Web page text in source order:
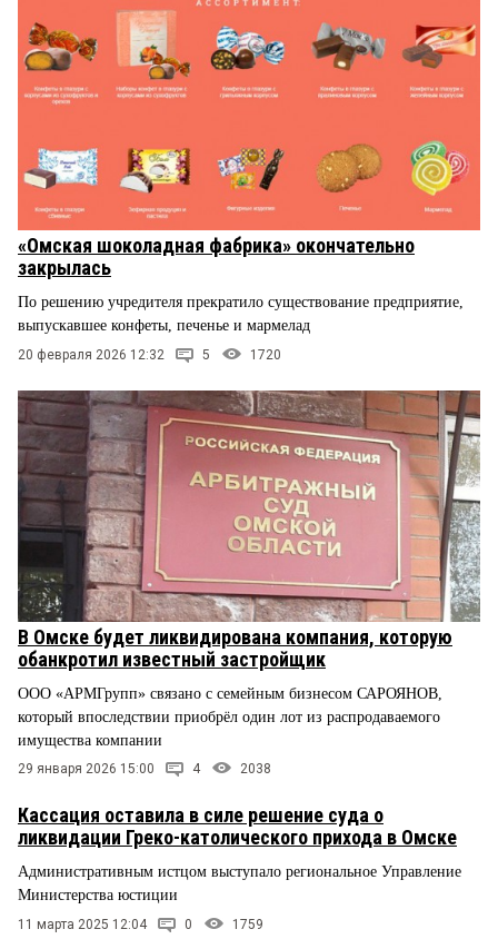
«Омская шоколадная фабрика» окончательно
закрылась
По решению учредителя прекратило существование предприятие,
выпускавшее конфеты, печенье и мармелад
20 февраля 2026 12:32 5 1720
В Омске будет ликвидирована компания, которую
обанкротил известный застройщик
ООО «АРМГрупп» связано с семейным бизнесом САРОЯНОВ,
который впоследствии приобрёл один лот из распродаваемого
имущества компании
29 января 2026 15:00 4 2038
Кассация оставила в силе решение суда о
ликвидации Греко-католического прихода в Омске
Административным истцом выступало региональное Управление
Министерства юстиции
11 марта 2025 12:04 0 1759